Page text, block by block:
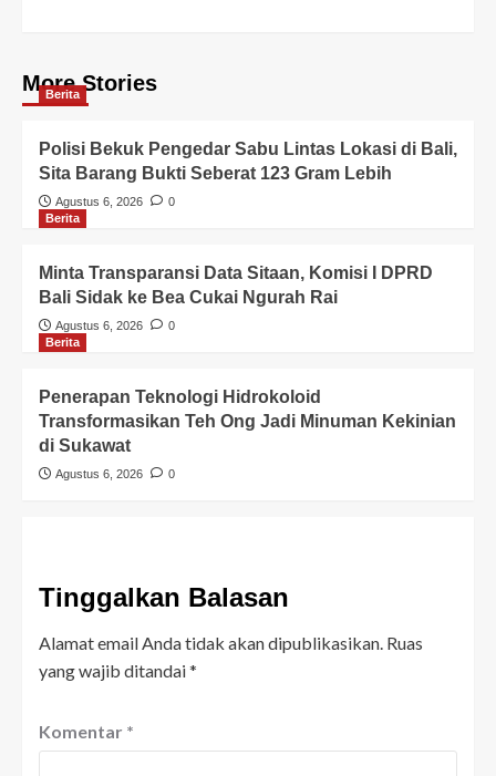
More Stories
Berita
Polisi Bekuk Pengedar Sabu Lintas Lokasi di Bali,
Sita Barang Bukti Seberat 123 Gram Lebih
Agustus 6, 2026
0
Berita
Minta Transparansi Data Sitaan, Komisi I DPRD
Bali Sidak ke Bea Cukai Ngurah Rai
Agustus 6, 2026
0
Berita
Penerapan Teknologi Hidrokoloid
Transformasikan Teh Ong Jadi Minuman Kekinian
di Sukawat
Agustus 6, 2026 0
Tinggalkan Balasan
Alamat email Anda tidak akan dipublikasikan. Ruas
yang wajib ditandai*
Komentar *